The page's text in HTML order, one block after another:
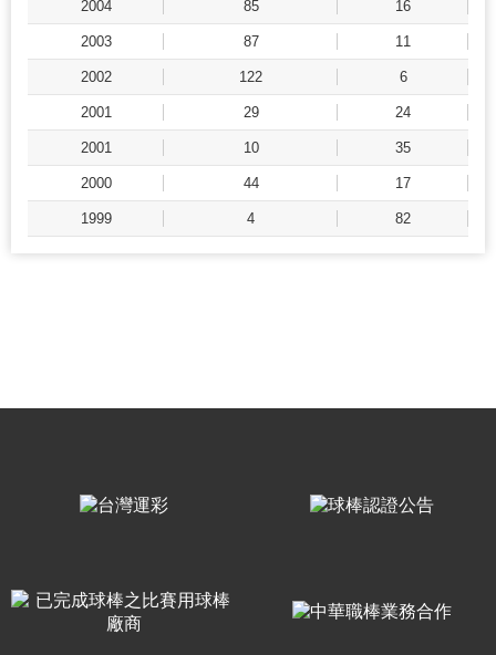
2004 85 16
2003 87 11
2002 122 6
2001 29 24
2001 10 35
2000 44 17
1999 4 82